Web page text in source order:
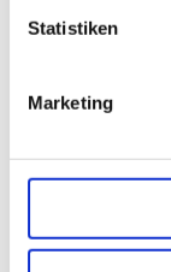
Statistiken
Marketing